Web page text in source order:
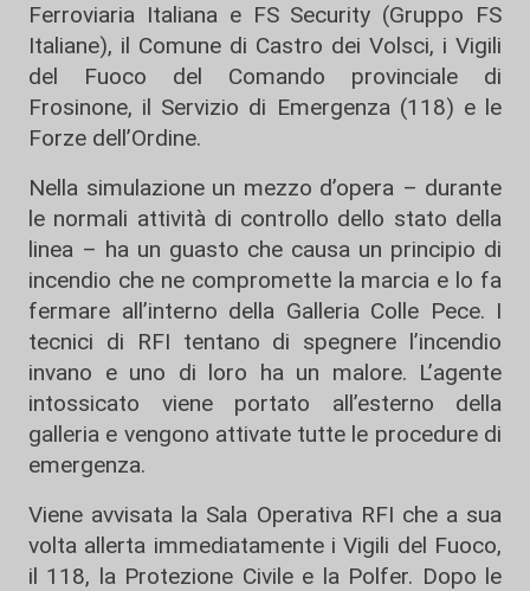
Ferroviaria Italiana e FS Security (Gruppo FS
Italiane), il Comune di Castro dei Volsci, i Vigili
del Fuoco del Comando provinciale di
Frosinone, il Servizio di Emergenza (118) e le
Forze dell’Ordine.
Nella simulazione un mezzo d’opera – durante
le normali attività di controllo dello stato della
linea – ha un guasto che causa un principio di
incendio che ne compromette la marcia e lo fa
fermare all’interno della Galleria Colle Pece. I
tecnici di RFI tentano di spegnere l’incendio
invano e uno di loro ha un malore. L’agente
intossicato viene portato all’esterno della
galleria e vengono attivate tutte le procedure di
emergenza.
Viene avvisata la Sala Operativa RFI che a sua
volta allerta immediatamente i Vigili del Fuoco,
il 118, la Protezione Civile e la Polfer. Dopo le